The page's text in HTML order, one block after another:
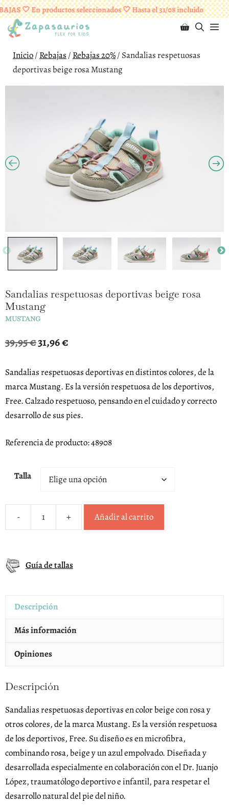
🤍 En productos seleccionados 🤍 Hasta el 31/08 incluido
Saltar
al
contenido
¡ENVÍOS GRATUITOS A PARTIR DE 95 EUROS!
Inicio/ Rebajas / Rebajas 20%/ Sandalias respetuosas
deportivas beige rosa Mustang
Sandalias respetuosas deportivas beige rosa
Mustang
MUSTANG
39,95€El
original
era:
39,95 €.
31,96€
actual
es:
31,96 €.
Sandalias respetuosas deportivas en distintos colores, de la
marca Mustang. Es la versión respetuosa de los deportivos,
Free. Calzado respetuoso, pensando en el cuidado y correcto
desarrollo de sus pies.
Referencia de producto: 48908
Talla
-
Sandalias
+ Añadir al carrito
Guía de tallas
Descripción
Más información
Opiniones
Descripción
Sandalias respetuosas deportivas en color beige con rosa y
otros colores, de la marca Mustang. Es la versión respetuosa
de los deportivos, Free. Su diseño es en microfibra,
combinando rosa, beige y un azul empolvado. Diseñada y
desarrollada especialmente en colaboración con el Dr. Juanjo
López, traumatólogo deportivo e infantil, para respetar el
desarrollo natural del pie del niño.